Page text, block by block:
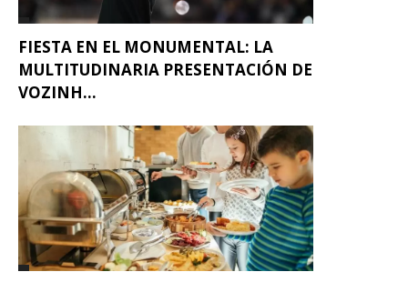
FIESTA EN EL MONUMENTAL: LA
MULTITUDINARIA PRESENTACIÓN DE
VOZINH...